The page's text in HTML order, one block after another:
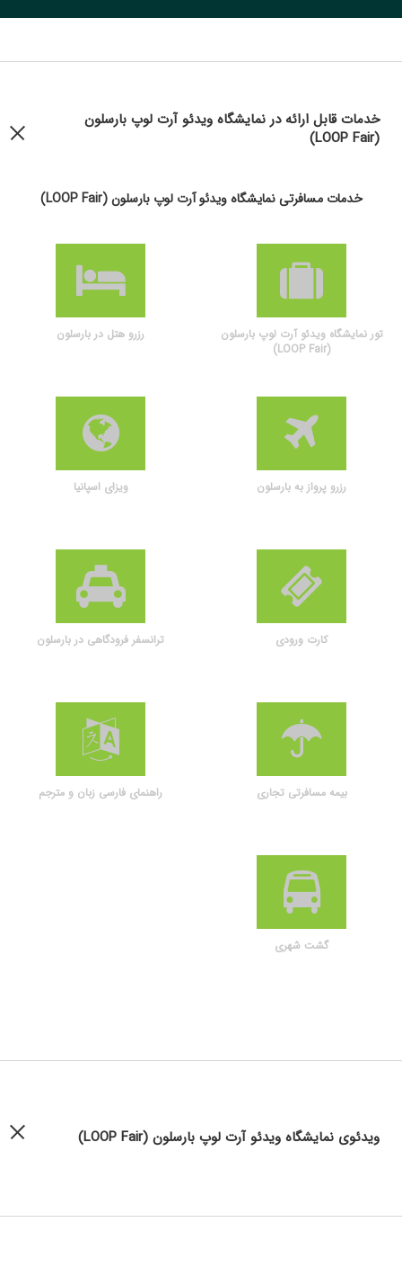
خدمات قابل ارائه در نمایشگاه ویدئو آرت لوپ بارسلون
(LOOP Fair)
خدمات مسافرتی نمایشگاه ویدئو آرت لوپ بارسلون (LOOP Fair)
تور نمایشگاه ویدئو آرت لوپ بارسلون
(LOOP Fair)
رزرو هتل در بارسلون
رزرو پرواز به بارسلون ویزای اسپانیا
کارت ورودی ترانسفر فرودگاهی در بارسلون
بیمه مسافرتی تجاری راهنمای فارسی زبان و مترجم
گشت شهری
ویدئوی نمایشگاه ویدئو آرت لوپ بارسلون (LOOP Fair)